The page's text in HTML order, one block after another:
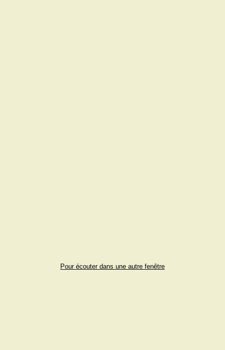
Pour écouter dans une autre fenêtre